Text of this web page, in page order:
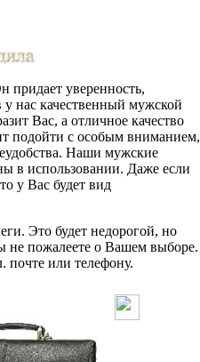
уверенность,
у нас качественный мужской
Вас, а отличное качество
подойти с особым вниманием,
Наши мужские
в использовании. Даже если
у Вас будет вид
Это будет недорогой, но
не пожалеете о Вашем выборе.
или телефону.